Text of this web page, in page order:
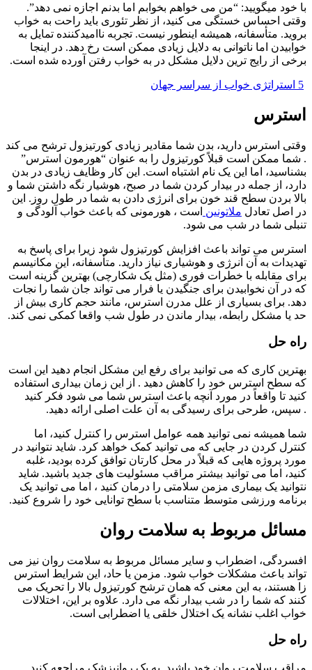
با خود میگویید: “من می خواهم بخوابم اما بدنم اجازه نمی دهد”.
وقتی احساس خستگی می کنید، از نظر تئوری باید راحت به خواب
بروید. متأسفانه، همیشه اینطور نیست. تجربه ناامیدکننده تمایل به
خوابیدن اما ناتوانی به دلایل زیادی ممکن است رخ دهد. در اینجا
برخی از رایج ترین دلایل مشکل در به خواب رفتن آورده شده است.
5 استراتژی خواب از سراسر جهان
استرس
وقتی استرس دارید، بدن شما مقادیر زیادی کورتیزول ترشح می کند
. شما ممکن است قبلاً کورتیزول را به عنوان “هورمون استرس”
بشناسید، اما این یک نام اشتباه است. این کار وظایف زیادی در بدن
دارد، از جمله در بیدار کردن شما در صبح، هوشیار نگه داشتن شما و
بالا بردن سطح قند خون برای انرژی دادن به شما در طول روز. این
در اصل تعادل ملاتونین است ، هورمونی که باعث خواب آلودگی و
تنبلی شما در شب می شود.
استرس می تواند باعث افزایش کورتیزول شود زیرا برای پاسخ به
تهدیدات به آن انرژی و هوشیاری نیاز دارید. متأسفانه، این مکانیسم
برای مقابله با خطرات فوری (مثل یک شکارچی) بهترین گزینه است
که در آن نخوابیدن برای جنگیدن یا فرار می تواند جان شما را نجات
دهد. برای بسیاری از علل مدرن استرس، مانند حجم کاری بیش از
حد یا مشکل رابطه، بیدار ماندن در طول شب واقعا کمکی نمی کند.
راه حل
بهترین کاری که می توانید برای رفع این مشکل انجام دهید این است
که سطح استرس خود را کاهش دهید . از این زمان بیداری استفاده
کنید تا واقعاً در مورد آنچه باعث استرس شما می شود فکر کنید
. سپس، طرحی برای رسیدگی به آن علت اصلی ارائه دهید.
شما همیشه نمی توانید همه عوامل استرس را کنترل کنید، اما
کنترل کردن در جایی که می توانید کمک خواهد کرد. شاید نتوانید در
مورد پروژه هایی که قبلاً در محل کارتان توافق کرده بودید، غلبه
کنید، اما می توانید بیشتر مراقب مسئولیت های جدید باشید. شاید
نتوانید یک بیماری مزمن سلامتی را درمان کنید ، اما می توانید یک
برنامه ورزشی متوسط ​​متناسب با سطح توانایی خود را شروع کنید.
مسائل مربوط به سلامت روان
افسردگی، اضطراب و سایر مسائل مربوط به سلامت روان نیز می
تواند باعث مشکلات خواب شود. مزمن یا حاد، این شرایط استرس
زا هستند، به این معنی که همان ترشح کورتیزول بالا را تحریک می
کنند که شما را در شب بیدار نگه می دارد. علاوه بر این، اختلالات
خواب اغلب نشانه یک اختلال خلقی یا اضطرابی است.
راه حل